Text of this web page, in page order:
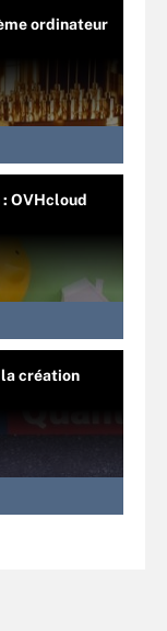
ordinateur
OVHcloud
la création